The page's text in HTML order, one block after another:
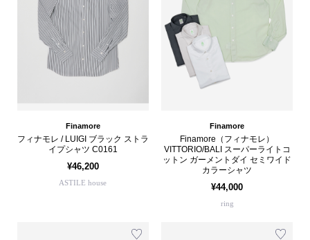
Finamore
フィナモレ / LUIGI ブラック ストラ
イプシャツ C0161
¥46,200
ASTILE house
Finamore
Finamore（フィナモレ）
VITTORIO/BALI スーパーライトコ
ットン ガーメントダイ セミワイド
カラーシャツ
¥44,000
ring